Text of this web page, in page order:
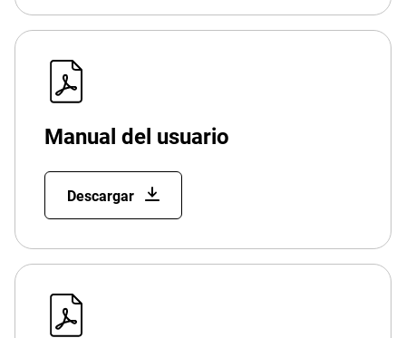
Manual del usuario
Descargar